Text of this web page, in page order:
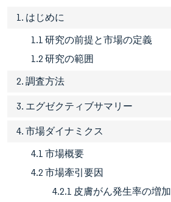
1. はじめに
1.1 研究の前提と市場の定義
1.2 研究の範囲
2. 調査方法
3. エグゼクティブサマリー
4. 市場ダイナミクス
4.1 市場概要
4.2 市場牽引要因
4.2.1 皮膚がん発生率の増加